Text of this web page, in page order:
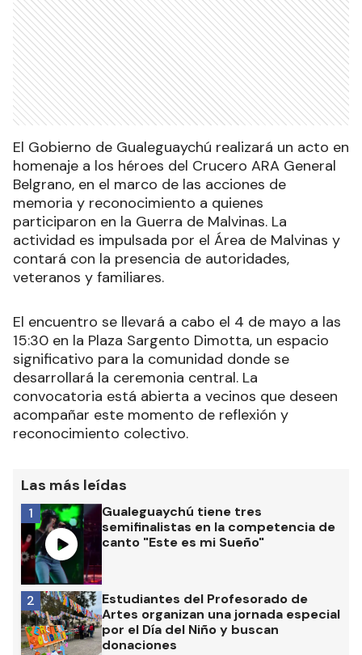
El Gobierno de Gualeguaychú realizará un acto en
homenaje a los héroes del Crucero ARA General
Belgrano, en el marco de las acciones de
memoria y reconocimiento a quienes
participaron en la Guerra de Malvinas. La
actividad es impulsada por el Área de Malvinas y
contará con la presencia de autoridades,
veteranos y familiares.
El encuentro se llevará a cabo el 4 de mayo a las
15:30 en la Plaza Sargento Dimotta, un espacio
significativo para la comunidad donde se
desarrollará la ceremonia central. La
convocatoria está abierta a vecinos que deseen
acompañar este momento de reflexión y
reconocimiento colectivo.
Las más leídas
Gualeguaychú tiene tres
semifinalistas en la competencia de
canto "Este es mi Sueño"
1
Estudiantes del Profesorado de
Artes organizan una jornada especial
por el Día del Niño y buscan
donaciones
2